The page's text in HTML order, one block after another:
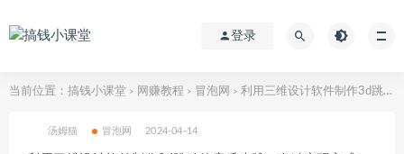
登录
当前位置： 搞钱小课堂 > 网赚教程 > 冒泡网 > 利用三维设计软件制作3d跳动的音乐小球，多种变现方式，实现月入1万+
汤姆猫 冒泡网 2024-04-14